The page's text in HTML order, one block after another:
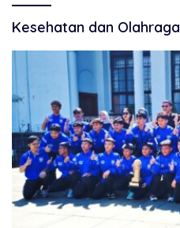
Kesehatan dan Olahraga